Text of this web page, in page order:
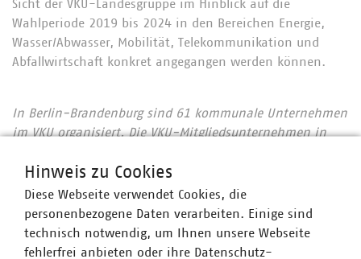
Sicht der VKU-Landesgruppe im Hinblick auf die
Wahlperiode 2019 bis 2024 in den Bereichen Energie,
Wasser/Abwasser, Mobilität, Telekommunikation und
Abfallwirtschaft konkret angegangen werden können.
In Berlin-Brandenburg sind 61 kommunale Unternehmen
im VKU organisiert. Die VKU-Mitgliedsunternehmen in
Höhe von 1,044 Milliarden Euro, erwirtschaften einen
Umsatz von über 4,4 Milliarden Euro und sind wichtiger
Arbeitgeber für mehr als 15.000 Beschäftigte.
Hinweis zu Cookies
Diese Webseite verwendet Cookies, die
personenbezogene Daten verarbeiten. Einige sind
technisch notwendig, um Ihnen unsere Webseite
fehlerfrei anbieten oder ihre Datenschutz-